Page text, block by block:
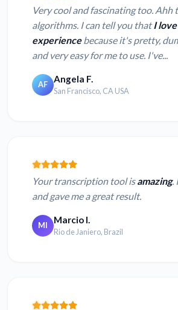
Very cool and fascinating too. Ahh
algorithms. I can tell you thatI
experiencebecause it's pretty,
and very easy for me to use. I've...
AF Angela F.
San Francisco, CA USA
Your transcription tool isamazing.
and gave me a great result.
MI Marcio I.
Rio de Janiero, Brazil